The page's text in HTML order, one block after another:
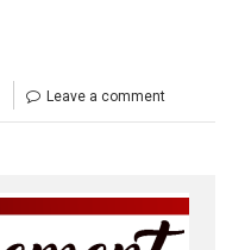
Leave a comment